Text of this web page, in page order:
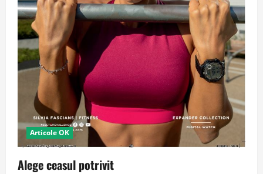
Articole OK
Alege ceasul potrivit